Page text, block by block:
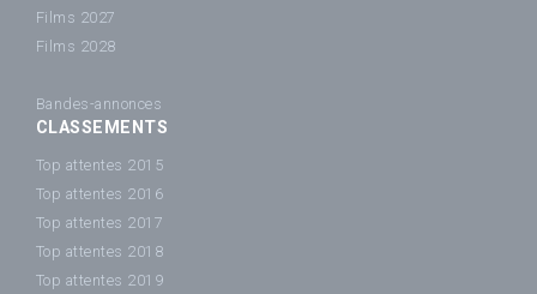
Films 2027
Films 2028
Bandes-annonces
CLASSEMENTS
Top attentes 2015
Top attentes 2016
Top attentes 2017
Top attentes 2018
Top attentes 2019